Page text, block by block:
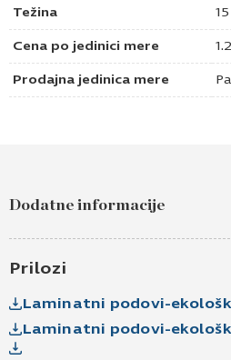
Težina
Cena po jedinici mere
Prodajna jedinica mere
Dodatne informacije
Prilozi
Laminatni podovi-
Laminatni podovi-